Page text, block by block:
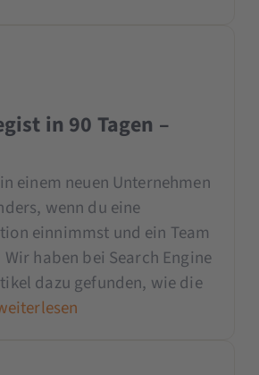
in 90 Tagen –
einem neuen Unternehmen
wenn du eine
einnimmst und ein Team
haben bei Search Engine
dazu gefunden, wie die